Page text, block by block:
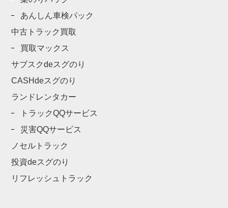
あんしん車検パック
中古トラック買取
買取マックス
サブスクdeスグのり
CASHdeスグのり
ランドレンタカー
トラックQQサービス
災害QQサービス
ノセルトラック
投資deスグのり
リフレッシュトラック